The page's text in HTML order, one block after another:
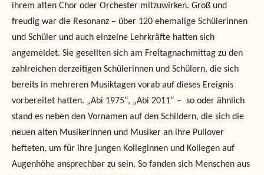
ihrem alten Chor oder Orchester mitzuwirken. Groß und
freudig war die Resonanz – über 120 ehemalige Schülerinnen
und Schüler und auch einzelne Lehrkräfte hatten sich
angemeldet. Sie gesellten sich am Freitagnachmittag zu den
zahlreichen derzeitigen Schülerinnen und Schülern, die sich
bereits in mehreren Musiktagen vorab auf dieses Ereignis
vorbereitet hatten. „Abi 1975“, „Abi 2011“ – so oder ähnlich
stand es neben den Vornamen auf den Schildern, die sich die
neuen alten Musikerinnen und Musiker an ihre Pullover
hefteten, um für ihre jungen Kolleginnen und Kollegen auf
Augenhöhe ansprechbar zu sein. So fanden sich Menschen aus